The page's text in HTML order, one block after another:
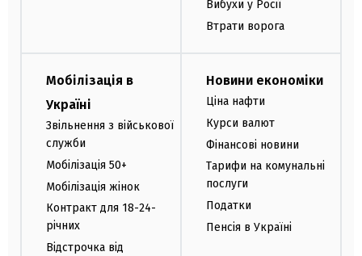
Вибухи у Росії
Втрати ворога
Мобілізація в
Україні
Звільнення з військової
служби
Мобілізація 50+
Мобілізація жінок
Контракт для 18-24-
річних
Відстрочка від
Новини економіки
Ціна нафти
Курси валют
Фінансові новини
Тарифи на комунальні
послуги
Податки
Пенсія в Україні